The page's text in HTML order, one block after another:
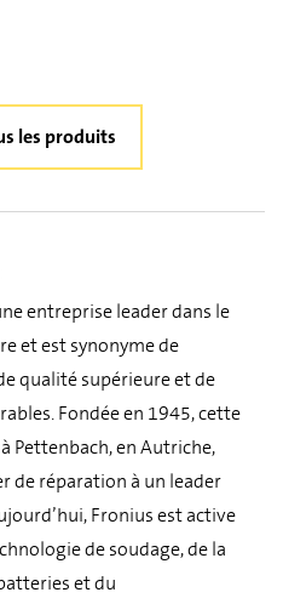
les produits
entreprise leader dans le
et est synonyme de
qualité supérieure et de
Fondée en 1945, cette
Pettenbach, en Autriche,
de réparation à un leader
Fronius est active
de soudage, de la
et du